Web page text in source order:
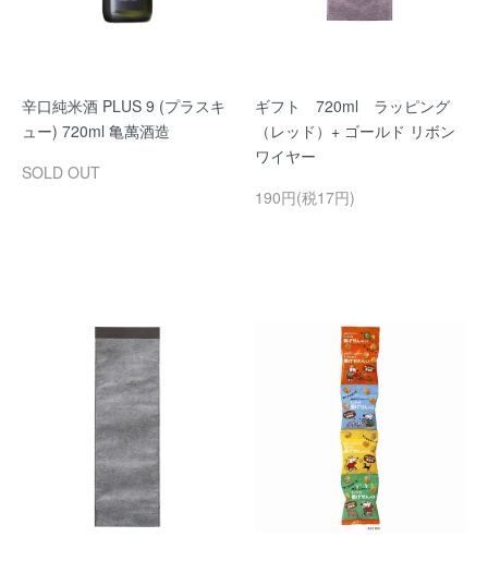
辛口純米酒 PLUS 9 (プラスキ
ュー) 720ml 亀萬酒造
SOLD OUT
ギフト 720ml ラッピング
（レッド）+ ゴールド リボン
ワイヤー
190円(税17円)